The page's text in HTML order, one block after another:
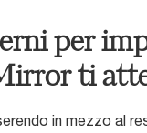
per
ti
in mezzo al